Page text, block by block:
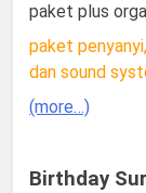
paket plus
paket
dan sound
(more…)
Birthday